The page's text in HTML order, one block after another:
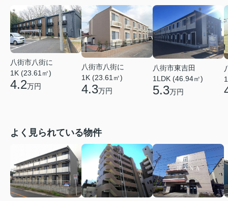
八街市八街に
1K (23.61㎡)
4.2万円
八街市八街に
1K (23.61㎡)
4.3万円
八街市東吉田
1LDK (46.94㎡)
5.3万円
よく見られている物件